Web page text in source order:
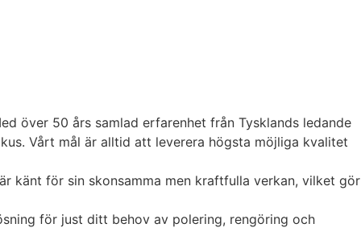
över 50 års samlad erfarenhet från Tysklands ledande
Vårt mål är alltid att leverera högsta möjliga kvalitet
känt för sin skonsamma men kraftfulla verkan, vilket gör
för just ditt behov av polering, rengöring och